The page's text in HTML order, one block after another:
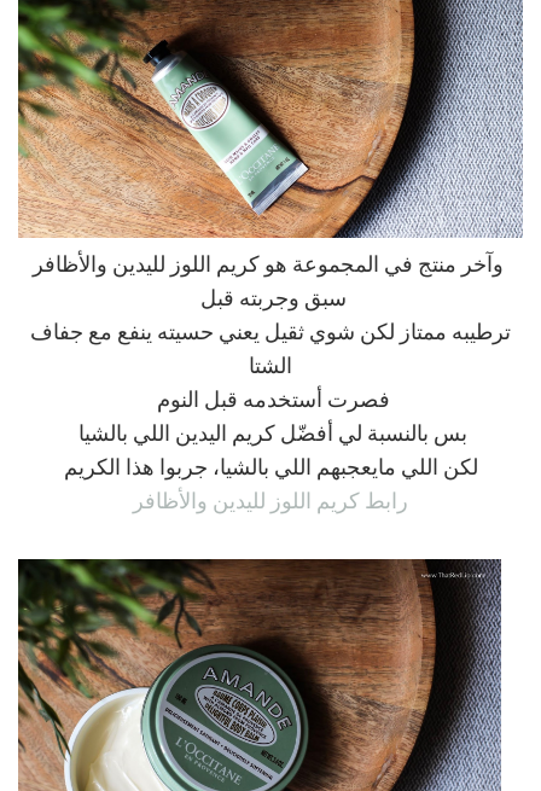
وآخر منتج في المجموعة هو كريم اللوز لليدين والأظافر
سبق وجربته قبل
ترطيبه ممتاز لكن شوي ثقيل يعني حسيته ينفع مع جفاف
الشتا
فصرت أستخدمه قبل النوم
بس بالنسبة لي أفضّل كريم اليدين اللي بالشيا
لكن اللي مايعجبهم اللي بالشيا، جربوا هذا الكريم
رابط كريم اللوز لليدين والأظافر